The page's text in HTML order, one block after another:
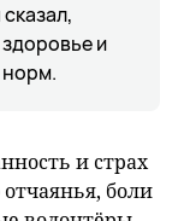
и
норм.
и страх
боли